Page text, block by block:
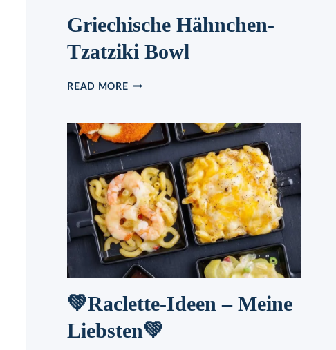
Griechische Hähnchen-
Tzatziki Bowl
READ MOREGRIECHISCHE
BOWL
💚Raclette-Ideen – Meine
Liebsten💚